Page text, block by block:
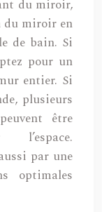
du miroir,
du miroir en
de bain. Si
pour un
entier. Si
plusieurs
être
par une
optimales